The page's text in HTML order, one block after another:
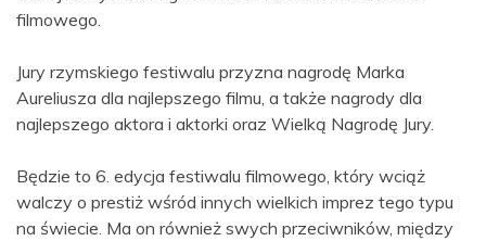
filmowego.
Jury rzymskiego festiwalu przyzna nagrodę Marka
Aureliusza dla najlepszego filmu, a także nagrody dla
najlepszego aktora i aktorki oraz Wielką Nagrodę Jury.
Będzie to 6. edycja festiwalu filmowego, który wciąż
walczy o prestiż wśród innych wielkich imprez tego typu
na świecie. Ma on również swych przeciwników, między